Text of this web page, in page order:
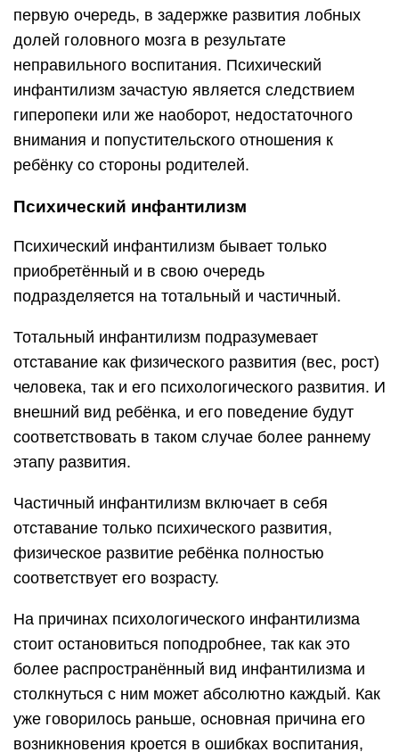
первую очередь, в задержке развития лобных
долей головного мозга в результате
неправильного воспитания. Психический
инфантилизм зачастую является следствием
гиперопеки или же наоборот, недостаточного
внимания и попустительского отношения к
ребёнку со стороны родителей.
Психический инфантилизм
Психический инфантилизм бывает только
приобретённый и в свою очередь
подразделяется на тотальный и частичный.
Тотальный инфантилизм подразумевает
отставание как физического развития (вес, рост)
человека, так и его психологического развития. И
внешний вид ребёнка, и его поведение будут
соответствовать в таком случае более раннему
этапу развития.
Частичный инфантилизм включает в себя
отставание только психического развития,
физическое развитие ребёнка полностью
соответствует его возрасту.
На причинах психологического инфантилизма
стоит остановиться поподробнее, так как это
более распространённый вид инфантилизма и
столкнуться с ним может абсолютно каждый. Как
уже говорилось раньше, основная причина его
возникновения кроется в ошибках воспитания,